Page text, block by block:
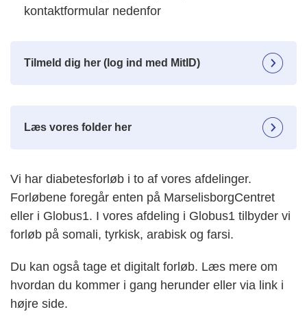
kontaktformular nedenfor
Tilmeld dig her (log ind med MitID)
Læs vores folder her
Vi har diabetesforløb i to af vores afdelinger.
Forløbene foregår enten på MarselisborgCentret
eller i Globus1. I vores afdeling i Globus1 tilbyder vi
forløb på somali, tyrkisk, arabisk og farsi.
Du kan også tage et digitalt forløb. Læs mere om
hvordan du kommer i gang herunder eller via link i
højre side.